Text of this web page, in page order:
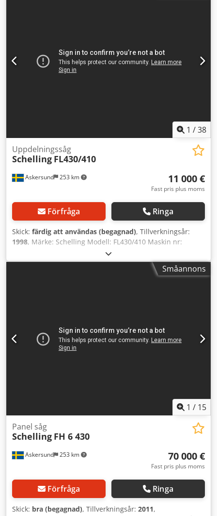
1 /38
Askersund 253 km
Uppdelningssåg
Schelling FL430/410
11 000 €
Fast pris plus moms
Förfråga Ringa
Skick: färdig att användas (begagnad), Tillverkningsår:
1998, Märke: Schelling Modell: FL430/410 Maskin nr:
211.178 Tillverkningsår: 1998 Med fram och bakmatning
Teknisk data Dcsdpfsxf Idxsx Angek Såglängd 4200 Pusher
4100 Uppställning 7×10 m (längdxdjup) Lyftbord 6,5 ton
Småannons
1 / 15
Askersund 253 km
Panel såg
Schelling FH 6 430
70 000 €
Fast pris plus moms
Förfråga Ringa
Skick: bra (begagnad), Tillverkningsår: 2011,